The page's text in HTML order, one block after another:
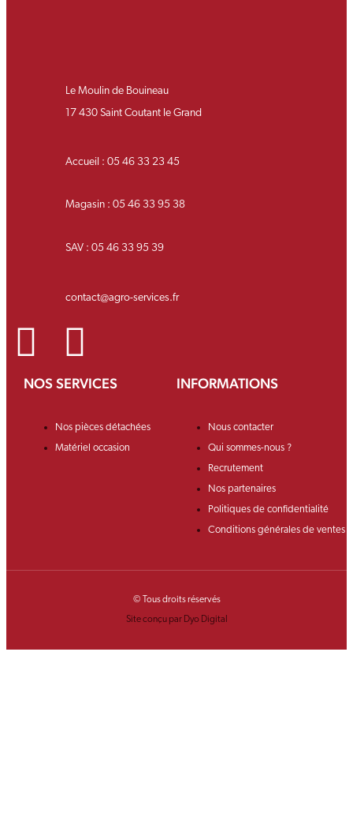
Le Moulin de Bouineau
17 430 Saint Coutant le Grand
Accueil : 05 46 33 23 45
Magasin : 05 46 33 95 38
SAV : 05 46 33 95 39
contact@agro-services.fr
NOS SERVICES
Nos pièces détachées
Matériel occasion
INFORMATIONS
Nous contacter
Qui sommes-nous ?
Recrutement
Nos partenaires
Politiques de confidentialité
Conditions générales de ventes
© Tous droits réservés
Site conçu par Dyo Digital